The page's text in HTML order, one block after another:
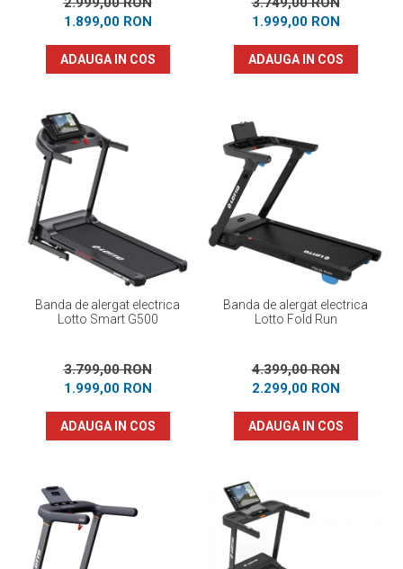
1.899,00 RON
ADAUGA IN COS
1.999,00 RON
ADAUGA IN COS
Banda de alergat electrica
Lotto Smart G500
3.799,00 RON
1.999,00 RON
ADAUGA IN COS
Banda de alergat electrica
Lotto Fold Run
4.399,00 RON
2.299,00 RON
ADAUGA IN COS